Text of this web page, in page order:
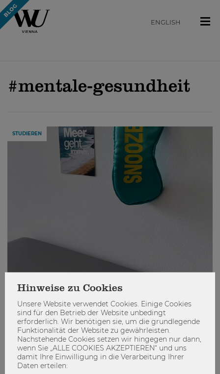
ENGLISH
#mentale-gesundheit
STUDIEREN
Study Skills | Besser lernen durch
Pausen
Breaks Mental Health
Mentale Gesundheit
Pausen
Student Wellbeing Days
0 0
Hinweise zu Cookies
Unsere Website verwendet Cookies. Einige Cookies
sind für den Betrieb der Website unbedingt
erforderlich. Wir benötigen sie, um die grundlegende
Funktionalität der Website zu gewährleisten.
Nachstehende Cookies setzen wir hingegen nur dann,
wenn Sie „ALLE COOKIES AKZEPTIEREN“ und uns
damit Ihre Einwilligung in die Verarbeitung Ihrer
Daten erteilen: